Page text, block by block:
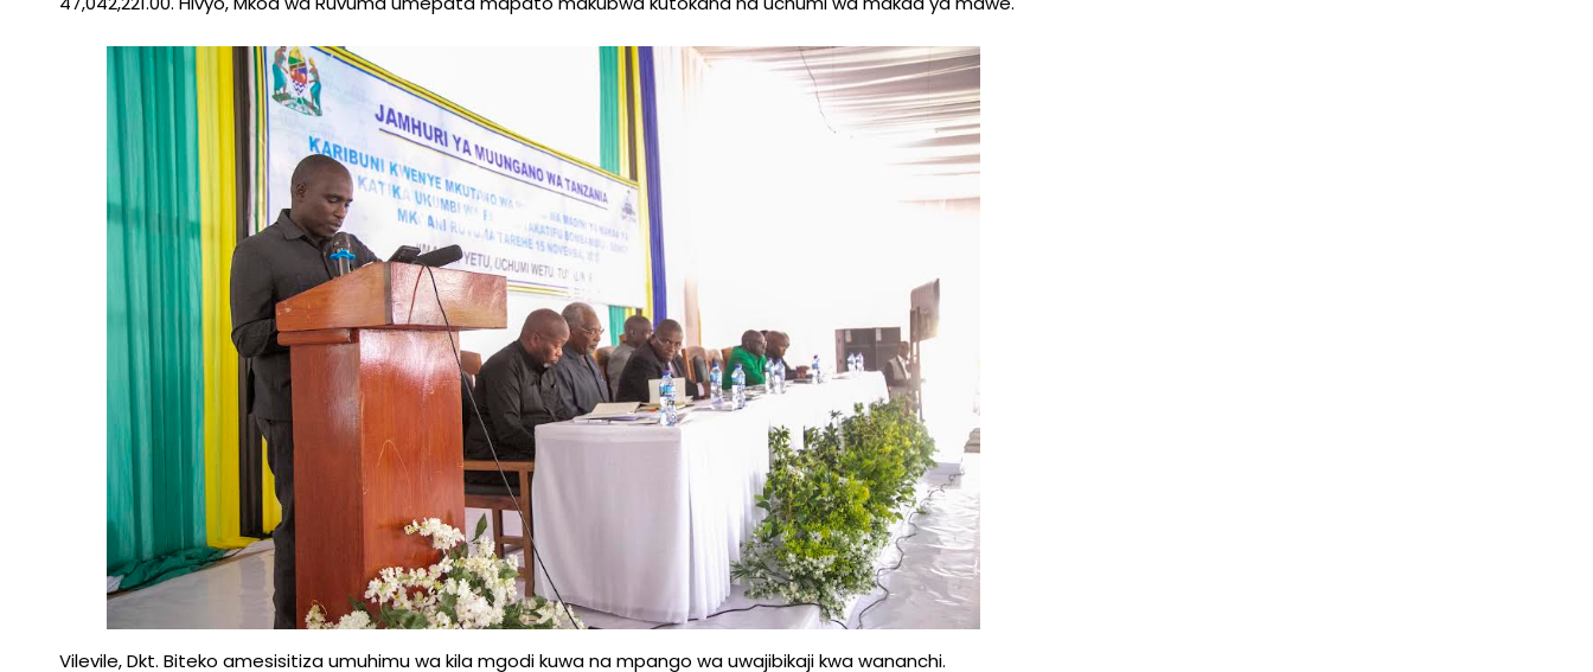
Vilevile, Dkt. Biteko amesisitiza umuhimu wa kila mgodi kuwa na mpango wa uwajibikaji kwa wananchi.